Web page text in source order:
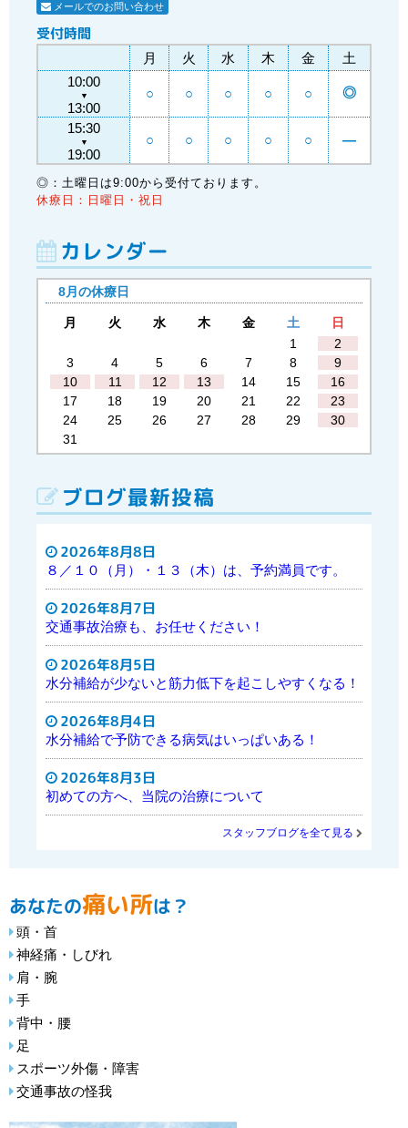
メールでのお問い合わせ
受付時間
月 火 水 木 金
土
10:00
▼
13:00
○ ○ ○ ○ ○ ◎
15:30
▼
19:00
○ ○ ○ ○ ○ ―
◎：土曜日は9:00から受付ております。
休療日：日曜日・祝日
カレンダー
8月の休療日
月 火 水 木 金 土
日
1
2
3
4 5 6 7 8
9
10
11 12 13 14 15
16
17
18 19 20 21 22
23
24
25 26 27 28 29
30
31
ブログ最新投稿
2026年8月8日
８／１０（月）・１３（木）は、予約満員です。
2026年8月7日
交通事故治療も、お任せください！
2026年8月5日
水分補給が少ないと筋力低下を起こしやすくなる！
2026年8月4日
水分補給で予防できる病気はいっぱいある！
2026年8月3日
初めての方へ、当院の治療について
スタッフブログを全て見る
あなたの痛い所は？
頭・首
神経痛・しびれ
肩・腕
手
背中・腰
足
スポーツ外傷・障害
交通事故の怪我